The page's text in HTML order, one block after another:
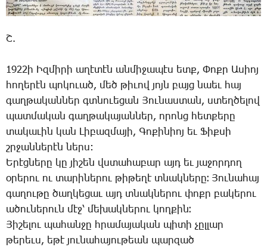
Շ.
1922ի Իզ­մի­րի ա­ղէ­տէն ան­մի­ջա­պէս ետք, ­Փոքր Ա­սիոյ
հո­ղե­րէն պո­կո­ւած, մեծ թի­ւով յոյն բայց նաեւ հայ
գաղ­թա­կան­ներ գտնո­ւե­ցան ­Յու­նաս­տան, ստեղ­ծե­լով
պատ­մա­կան գաղ­թա­կա­յան­ներ, ո­րոնց հետ­քե­րը
տա­կա­ւին կան ­Լի­բազ­մա­յի, ­Գո­քի­նիոյ եւ ­Ֆիք­սի
շրջան­նե­րէն ներս:
Ե­րէց­նե­րը կը յի­շեն վստա­հա­բար այդ եւ յա­ջոր­դող
օ­րե­րու ու տա­րի­նե­րու թի­թե­ղէ տնակ­նե­րը։ ­Յու­նա­հայ
գա­ղու­թը ծաղ­կե­ցաւ այդ տնակ­նե­րու փոքր բա­կե­րու
ա­ծու­նե­րուն մէջ՝ մե­խակ­նե­րու կող­քին։
Յի­շե­լու պա­հան­ջը հրա­մա­յա­կան պի­տի չըլ­լար
թե­րեւս, ե­թէ յու­նա­հա­յու­թեան պար­զած